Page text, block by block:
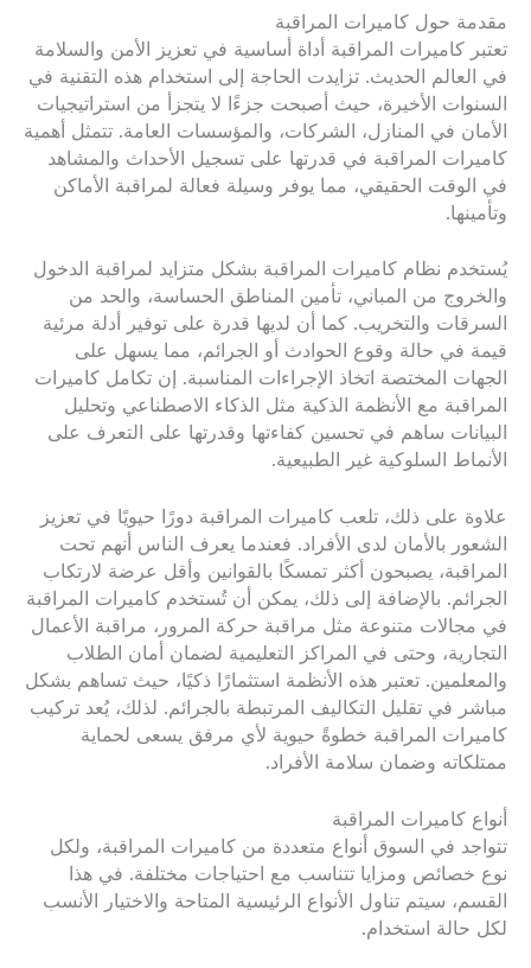
مقدمة حول كاميرات المراقبة
تعتبر كاميرات المراقبة أداة أساسية في تعزيز الأمن والسلامة
في العالم الحديث. تزايدت الحاجة إلى استخدام هذه التقنية في
السنوات الأخيرة، حيث أصبحت جزءًا لا يتجزأ من استراتيجيات
الأمان في المنازل، الشركات، والمؤسسات العامة. تتمثل أهمية
كاميرات المراقبة في قدرتها على تسجيل الأحداث والمشاهد
في الوقت الحقيقي، مما يوفر وسيلة فعالة لمراقبة الأماكن
وتأمينها.
يُستخدم نظام كاميرات المراقبة بشكل متزايد لمراقبة الدخول
والخروج من المباني، تأمين المناطق الحساسة، والحد من
السرقات والتخريب. كما أن لديها قدرة على توفير أدلة مرئية
قيمة في حالة وقوع الحوادث أو الجرائم، مما يسهل على
الجهات المختصة اتخاذ الإجراءات المناسبة. إن تكامل كاميرات
المراقبة مع الأنظمة الذكية مثل الذكاء الاصطناعي وتحليل
البيانات ساهم في تحسين كفاءتها وقدرتها على التعرف على
الأنماط السلوكية غير الطبيعية.
علاوة على ذلك، تلعب كاميرات المراقبة دورًا حيويًا في تعزيز
الشعور بالأمان لدى الأفراد. فعندما يعرف الناس أنهم تحت
المراقبة، يصبحون أكثر تمسكًا بالقوانين وأقل عرضة لارتكاب
الجرائم. بالإضافة إلى ذلك، يمكن أن تُستخدم كاميرات المراقبة
في مجالات متنوعة مثل مراقبة حركة المرور، مراقبة الأعمال
التجارية، وحتى في المراكز التعليمية لضمان أمان الطلاب
والمعلمين. تعتبر هذه الأنظمة استثمارًا ذكيًا، حيث تساهم بشكل
مباشر في تقليل التكاليف المرتبطة بالجرائم. لذلك، يُعد تركيب
كاميرات المراقبة خطوةً حيوية لأي مرفق يسعى لحماية
ممتلكاته وضمان سلامة الأفراد.
أنواع كاميرات المراقبة
تتواجد في السوق أنواع متعددة من كاميرات المراقبة، ولكل
نوع خصائص ومزايا تتناسب مع احتياجات مختلفة. في هذا
القسم، سيتم تناول الأنواع الرئيسية المتاحة والاختيار الأنسب
لكل حالة استخدام.